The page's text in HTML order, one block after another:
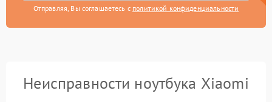
Отправляя, Вы соглашаетесь с политикой конфиденциальности
Неисправности ноутбука Xiaomi